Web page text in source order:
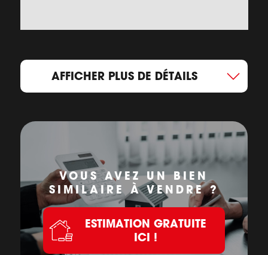
AFFICHER PLUS DE DÉTAILS
VOUS AVEZ UN BIEN
SIMILAIRE À VENDRE ?
ESTIMATION GRATUITE
ICI !